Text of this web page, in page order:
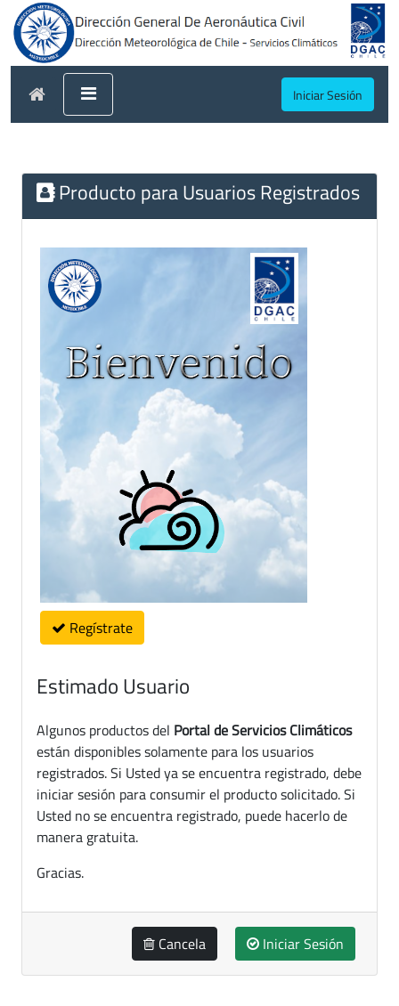
Iniciar Sesión
Producto para Usuarios Registrados
Regístrate
Estimado Usuario
Algunos productos del Portal de Servicios Climáticos
están disponibles solamente para los usuarios
registrados. Si Usted ya se encuentra registrado, debe
iniciar sesión para consumir el producto solicitado. Si
Usted no se encuentra registrado, puede hacerlo de
manera gratuita.
Gracias.
Cancela Iniciar Sesión